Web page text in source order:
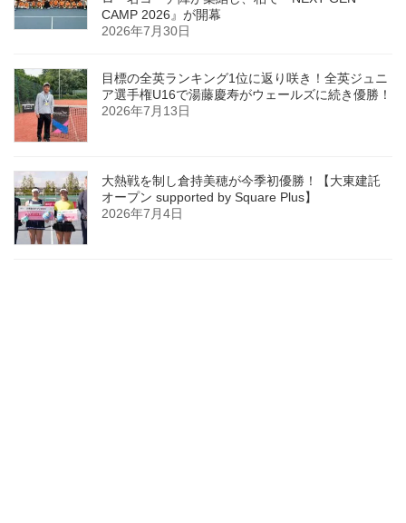
CAMP 2026』が開幕
2026年7月30日
目標の全英ランキング1位に返り咲き！全英ジュニ
ア選手権U16で湯藤慶寿がウェールズに続き優勝！
2026年7月13日
大熱戦を制し倉持美穂が今季初優勝！【大東建託
オープン supported by Square Plus】
2026年7月4日